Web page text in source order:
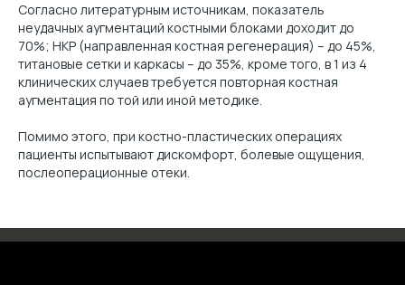
Согласно литературным источникам, показатель
неудачных аугментаций костными блоками доходит до
70%; НКР (направленная костная регенерация) – до 45%,
титановые сетки и каркасы – до 35%, кроме того, в 1 из 4
клинических случаев требуется повторная костная
аугментация по той или иной методике.
Помимо этого, при костно-пластических операциях
пациенты испытывают дискомфорт, болевые ощущения,
послеоперационные отеки.